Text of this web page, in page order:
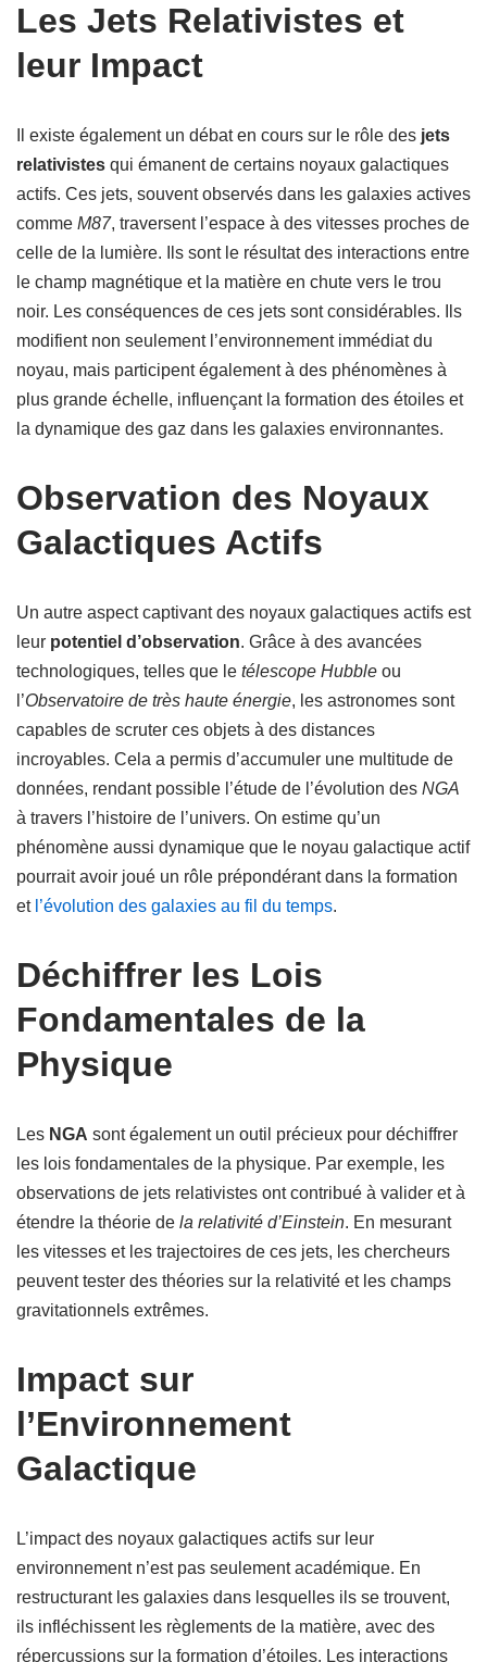
Les Jets Relativistes et
leur Impact
Il existe également un débat en cours sur le rôle des jets
relativistes qui émanent de certains noyaux galactiques
actifs. Ces jets, souvent observés dans les galaxies actives
comme M87, traversent l’espace à des vitesses proches de
celle de la lumière. Ils sont le résultat des interactions entre
le champ magnétique et la matière en chute vers le trou
noir. Les conséquences de ces jets sont considérables. Ils
modifient non seulement l’environnement immédiat du
noyau, mais participent également à des phénomènes à
plus grande échelle, influençant la formation des étoiles et
la dynamique des gaz dans les galaxies environnantes.
Observation des Noyaux
Galactiques Actifs
Un autre aspect captivant des noyaux galactiques actifs est
leur potentiel d’observation. Grâce à des avancées
technologiques, telles que le télescope Hubble ou
l’Observatoire de très haute énergie, les astronomes sont
capables de scruter ces objets à des distances
incroyables. Cela a permis d’accumuler une multitude de
données, rendant possible l’étude de l’évolution des NGA
à travers l’histoire de l’univers. On estime qu’un
phénomène aussi dynamique que le noyau galactique actif
pourrait avoir joué un rôle prépondérant dans la formation
et l’évolution des galaxies au fil du temps.
Déchiffrer les Lois
Fondamentales de la
Physique
Les NGA sont également un outil précieux pour déchiffrer
les lois fondamentales de la physique. Par exemple, les
observations de jets relativistes ont contribué à valider et à
étendre la théorie de la relativité d’Einstein. En mesurant
les vitesses et les trajectoires de ces jets, les chercheurs
peuvent tester des théories sur la relativité et les champs
gravitationnels extrêmes.
Impact sur
l’Environnement
Galactique
L’impact des noyaux galactiques actifs sur leur
environnement n’est pas seulement académique. En
restructurant les galaxies dans lesquelles ils se trouvent,
ils infléchissent les règlements de la matière, avec des
répercussions sur la formation d’étoiles. Les interactions